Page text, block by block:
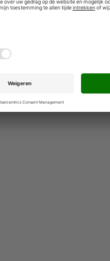
cloudleveranciers te
Big Tech, maar werken
bepalen onze
in Binnenlands